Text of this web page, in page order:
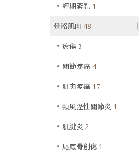
經期紊亂 1
骨骼肌肉 48
瘀傷 3
關節疼痛 4
肌肉痠痛 17
類風溼性關節炎 1
肌腱炎 2
尾底骨創傷 1